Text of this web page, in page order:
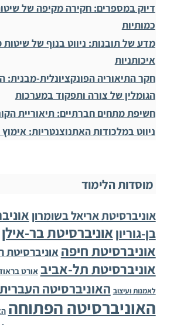
דיוק במספרים: חקירה מקיפה של
כמותיות
מדע של תובנות: ניווט בנוף של
איכותניות
חקר התיאוריה הפונקציונלית-מבנית:
הגומלין של צורה ותפקוד במערכות
חשיפת מתחים חברתיים: תיאוריית
ניווט במלכודות האתנוצנטריות: אימוץ
מוסדות הלימוד
אוניברסיטת אריאל בשומרון
בן-גוריוןאוניברסיטת בר-אילן
אוניברסיטת חיפה אוניברסיטת
אוניברסיטת תל-אביב אורט
לאמנות ועיצוב האוניברסיטה
האוניברסיטה הפתוחה